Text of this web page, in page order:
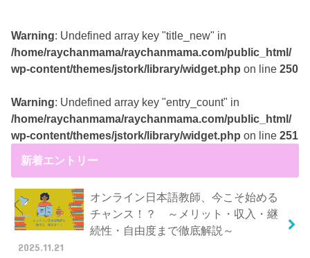
Warning: Undefined array key "title_new" in
/home/raychanmama/raychanmama.com/public_html/
wp-content/themes/jstork/library/widget.php on line250
Warning: Undefined array key "entry_count" in
/home/raychanmama/raychanmama.com/public_html/
wp-content/themes/jstork/library/widget.php on line251
新着エントリー
オンライン日本語教師、今こそ始める
チャンス！？ ～メリット・収入・継
続性・自由度まで徹底解説～
2025.11.21